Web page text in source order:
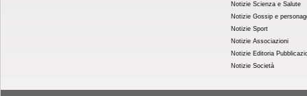
Notizie Scienza e Salute
Notizie Gossip e
Notizie Sport
Notizie Associazioni
Notizie Editoria
Notizie Società